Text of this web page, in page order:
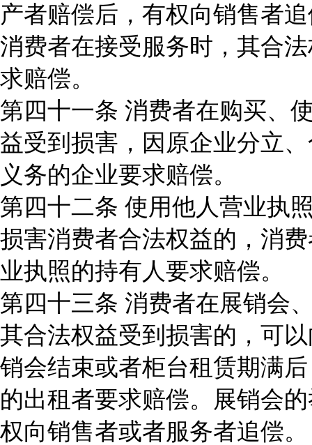
产者赔偿后，有权向销售者
消费者在接受服务时，其合
求赔偿。
第四十一条 消费者在购买、
益受到损害，因原企业分立
义务的企业要求赔偿。
第四十二条 使用他人营业执
损害消费者合法权益的，消
业执照的持有人要求赔偿。
第四十三条 消费者在展销会
其合法权益受到损害的，可
销会结束或者柜台租赁期满
的出租者要求赔偿。展销会
权向销售者或者服务者追偿。